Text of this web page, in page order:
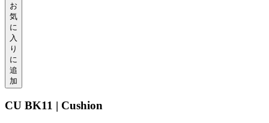
お
気
に
入
り
に
追
加
CU BK11 | Cushion